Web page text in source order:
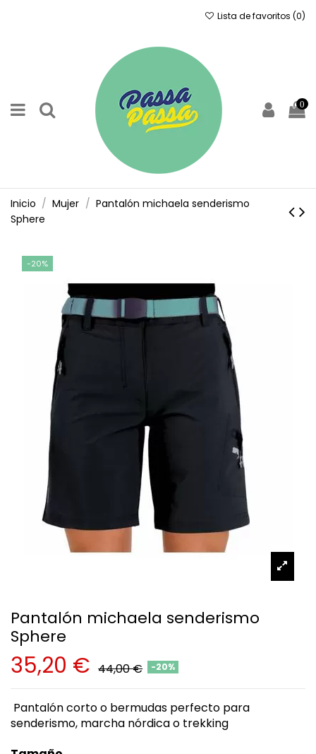
Lista de favoritos (0)
0
Inicio Mujer
Pantalón michaela senderismo
Sphere
-20%
Pantalón michaela senderismo
Sphere
35,20 € 44,00 € -20%
Pantalón corto o bermudas perfecto para
senderismo, marcha nórdica o trekking